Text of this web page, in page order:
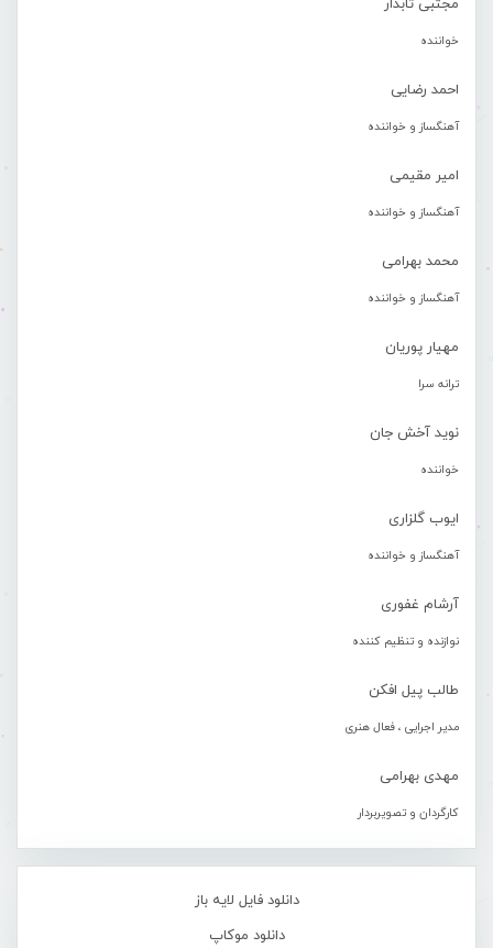
مجتبی تابدار
خواننده
احمد رضایی
آهنگساز و خواننده
امیر مقیمی
آهنگساز و خواننده
محمد بهرامی
آهنگساز و خواننده
مهیار پوریان
ترانه سرا
نوید آخش جان
خواننده
ایوب گلزاری
آهنگساز و خواننده
آرشام غفوری
نوازنده و تنظیم کننده
طالب پیل افکن
مدیر اجرایی ، فعال هنری
مهدی بهرامی
کارگردان و تصویربردار
دانلود فایل لایه باز
دانلود موکاپ